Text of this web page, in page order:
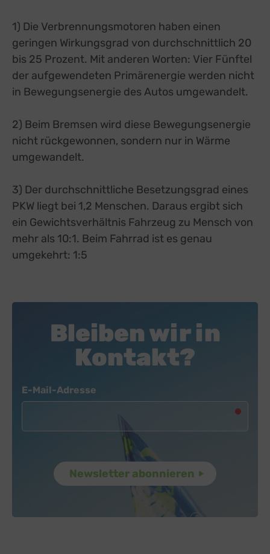
1) Die Verbrennungsmotoren haben einen
geringen Wirkungsgrad von durchschnittlich 20
bis 25 Prozent. Mit anderen Worten: Vier Fünftel
der aufgewendeten Primärenergie werden nicht
in Bewegungsenergie des Autos umgewandelt.
2) Beim Bremsen wird diese Bewegungsenergie
nicht rückgewonnen, sondern nur in Wärme
umgewandelt.
3) Der durchschnittliche Besetzungsgrad eines
PKW liegt bei 1,2 Menschen. Daraus ergibt sich
ein Gewichtsverhältnis Fahrzeug zu Mensch von
mehr als 10:1. Beim Fahrrad ist es genau
umgekehrt: 1:5
Bleiben wir in
Kontakt?
E-Mail-Adresse